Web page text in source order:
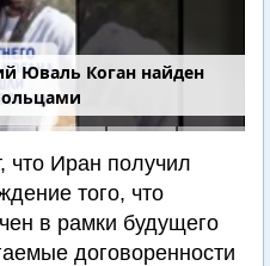
Юваль Коган найден
что Иран получил
того, что
в рамки будущего
договоренности